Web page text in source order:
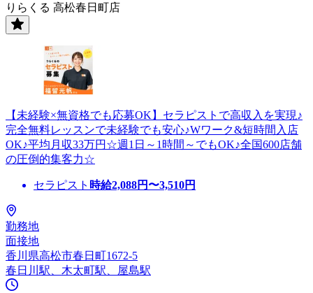
りらくる 高松春日町店
【未経験×無資格でも応募OK】セラピストで高収入を実現♪
完全無料レッスンで未経験でも安心♪Wワーク&短時間入店
OK♪平均月収33万円☆週1日～1時間～でもOK♪全国600店舗
の圧倒的集客力☆
セラピスト 時給2,088円〜3,510円
勤務地
面接地
香川県高松市春日町1672-5
春日川駅、木太町駅、屋島駅